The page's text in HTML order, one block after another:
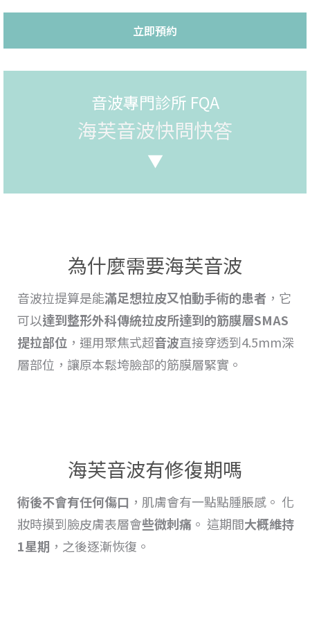
立即預約
音波專門診所 FQA
海芙音波快問快答
▼
為什麼需要海芙音波
音波拉提算是能滿足想拉皮又怕動手術的患者 ，它
可以達到整形外科傳統拉皮所達到的筋膜層SMAS
提拉部位 ，運用聚焦式超音波直接穿透到4.5mm深
層部位，讓原本鬆垮臉部的筋膜層緊實。
海芙音波有修復期嗎
術後不會有任何傷口 ，肌膚會有一點點腫脹感。 化
妝時摸到臉皮膚表層會些微刺痛 。 這期間大概維持
1星期 ，之後逐漸恢復 。